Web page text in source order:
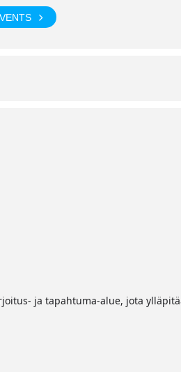
ja tapahtuma-alue, jota